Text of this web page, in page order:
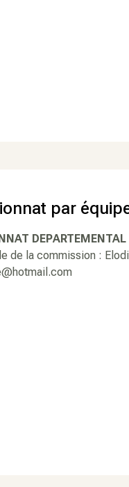
par
de la commission :